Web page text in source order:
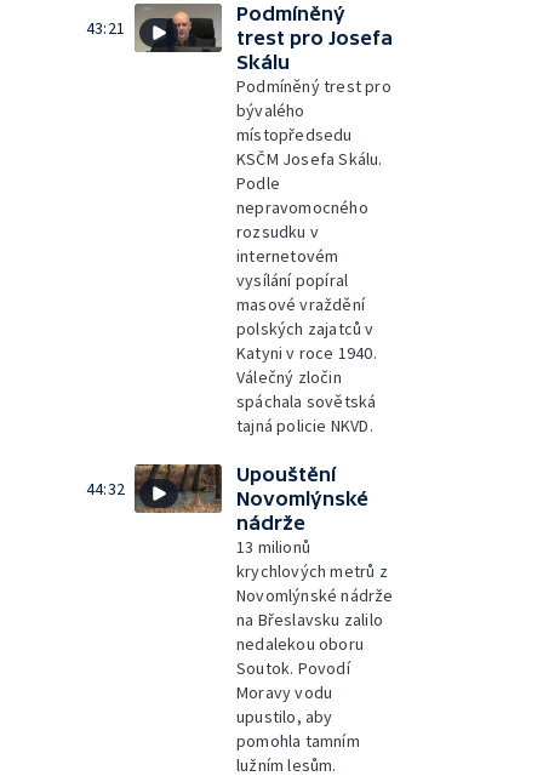
43:21
Podmíněný
trest pro Josefa
Skálu
Podmíněný trest pro
bývalého
místopředsedu
KSČM Josefa Skálu.
Podle
nepravomocného
rozsudku v
internetovém
vysílání popíral
masové vraždění
polských zajatců v
Katyni v roce 1940.
Válečný zločin
spáchala sovětská
tajná policie NKVD.
44:32
Upouštění
Novomlýnské
nádrže
13 milionů
krychlových metrů z
Novomlýnské nádrže
na Břeslavsku zalilo
nedalekou oboru
Soutok. Povodí
Moravy vodu
upustilo, aby
pomohla tamním
lužním lesům.